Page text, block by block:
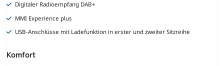
Digitaler Radioempfang DAB+
MMI Experience plus
USB-Anschlüsse mit Ladefunktion in erster und zweiter Sitzreihe
Komfort